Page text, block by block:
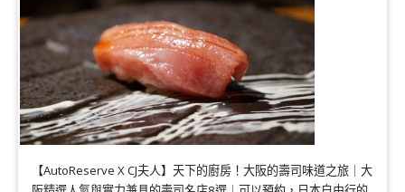
【AutoReserve X CJ夫人】天下的廚房！大阪的壽司味道之旅｜大